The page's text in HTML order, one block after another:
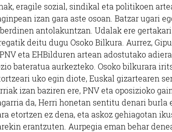
eragile sozial, sindikal eta politikoen
izan gara aste osoan. Batzar ugari
antolakuntzan. Udalak ere
deitu dugu Osoko Bilkura. Aurrez,
eta EHBilduren artean adostutako
bateratua aurkezteko. Osoko bilkurara
uko egin diote, Euskal gizartearen
izan baziren ere, PNV eta oposizioko
da, Herri honetan sentitu denari burla
etortzen ez dena, eta askoz gehiagotan
erantzuten. Aurpegia eman behar